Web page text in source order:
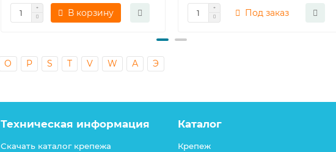
В корзину Под заказ
O P S T V W А Э
Техническая информация
Скачать каталог крепежа
Каталог
Крепеж